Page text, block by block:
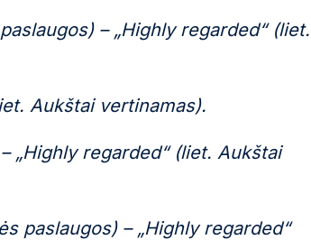
– „Highly regarded“ (liet.
Aukštai vertinamas).
„Highly regarded“ (liet. Aukštai
paslaugos) – „Highly regarded“